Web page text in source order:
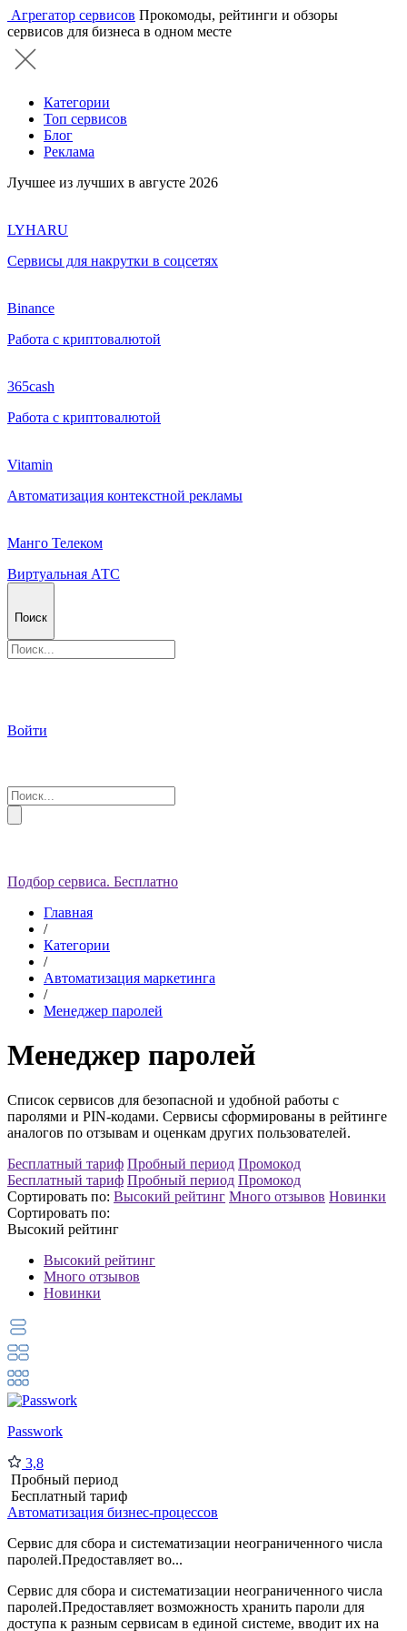
Агрегатор сервисов Прокомоды, рейтинги и обзоры
сервисов для бизнеса в одном месте
Категории
Топ сервисов
Блог
Реклама
Лучшее из лучших в августе 2026
LYHARU
Сервисы для накрутки в соцсетях
Binance
Работа с криптовалютой
365cash
Работа с криптовалютой
Vitamin
Автоматизация контекстной рекламы
Манго Телеком
Виртуальная АТС
Поиск
Войти
Подбор сервиса. Бесплатно
Главная
/
Категории
/
Автоматизация маркетинга
/
Менеджер паролей
Менеджер паролей
Список сервисов для безопасной и удобной работы с
паролями и PIN-кодами. Сервисы сформированы в рейтинге
аналогов по отзывам и оценкам других пользователей.
Бесплатный тариф Пробный период Промокод
Бесплатный тариф Пробный период Промокод
Сортировать по: Высокий рейтинг Много отзывов Новинки
Сортировать по:
Высокий рейтинг
Высокий рейтинг
Много отзывов
Новинки
Passwork
3,8
Пробный период
Бесплатный тариф
Автоматизация бизнес-процессов
Сервис для сбора и систематизации неограниченного числа
паролей.Предоставляет во...
Сервис для сбора и систематизации неограниченного числа
паролей.Предоставляет возможность хранить пароли для
доступа к разным сервисам в единой системе, вводит их на